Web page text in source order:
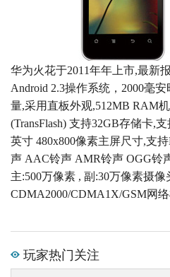
华为火花于2011年年上市,最新
Android 2.3操作系统，2000毫
量,采用直板外观,512MB RAM
(TransFlash) 支持32GB存储卡,
英寸 480x800像素主屏尺寸,支
声 AAC铃声 AMR铃声 OGG铃
主:500万像素 , 副:30万像素摄像
CDMA2000/CDMA1X/GSM网络
玩家热门关注